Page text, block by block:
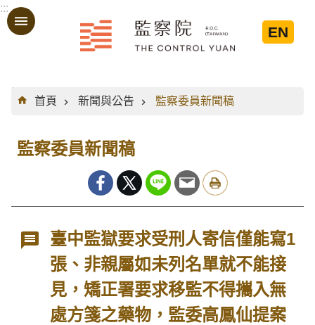
跳到主要內容區塊
:::
EN
:::
首頁
新聞與公告 監察委員新聞稿
監察委員新聞稿
臺中監獄要求受刑人寄信僅能寫1
張、非親屬如未列名單就不能接
見，矯正署要求移監不得攜入無
處方箋之藥物，監委高鳳仙提案